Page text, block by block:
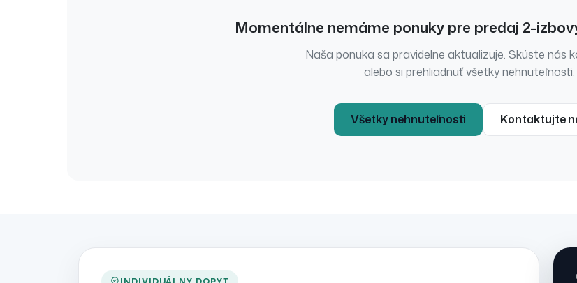
Momentálne nemáme ponuky pre predaj 2-
Naša ponuka sa pravidelne aktualizuje. Skúste nás
alebo si prehliadnuť všetky nehnuteľnosti.
Všetky nehnuteľnosti Kontaktujte